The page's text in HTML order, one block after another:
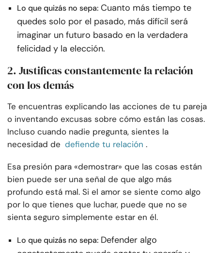
Lo que quizás no sepa: Cuanto más tiempo te
quedes solo por el pasado, más difícil será
imaginar un futuro basado en la verdadera
felicidad y la elección.
2. Justificas constantemente la relación
con los demás
Te encuentras explicando las acciones de tu pareja
o inventando excusas sobre cómo están las cosas.
Incluso cuando nadie pregunta, sientes la
necesidad de defiende tu relación .
Esa presión para «demostrar» que las cosas están
bien puede ser una señal de que algo más
profundo está mal. Si el amor se siente como algo
por lo que tienes que luchar, puede que no se
sienta seguro simplemente estar en él.
Lo que quizás no sepa: Defender algo